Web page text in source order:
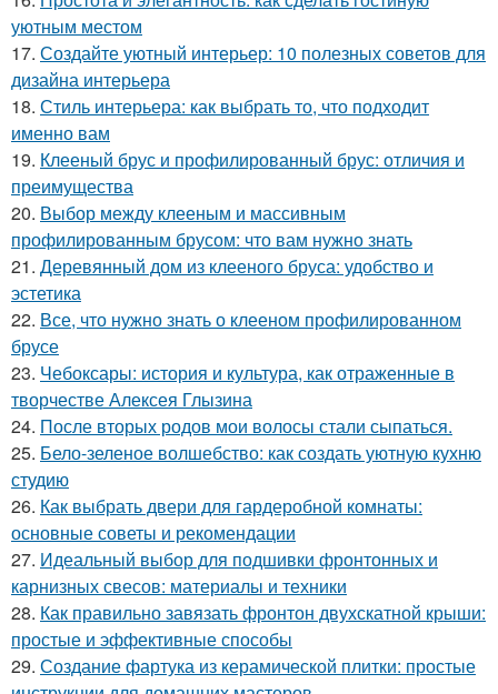
уютным местом
17. Создайте уютный интерьер: 10 полезных советов для
дизайна интерьера
18. Стиль интерьера: как выбрать то, что подходит
именно вам
19. Клееный брус и профилированный брус: отличия и
преимущества
20. Выбор между клееным и массивным
профилированным брусом: что вам нужно знать
21. Деревянный дом из клееного бруса: удобство и
эстетика
22. Все, что нужно знать о клееном профилированном
брусе
23. Чебоксары: история и культура, как отраженные в
творчестве Алексея Глызина
24. После вторых родов мои волосы стали сыпаться.
25. Бело-зеленое волшебство: как создать уютную кухню
студию
26. Как выбрать двери для гардеробной комнаты:
основные советы и рекомендации
27. Идеальный выбор для подшивки фронтонных и
карнизных свесов: материалы и техники
28. Как правильно завязать фронтон двухскатной крыши:
простые и эффективные способы
29. Создание фартука из керамической плитки: простые